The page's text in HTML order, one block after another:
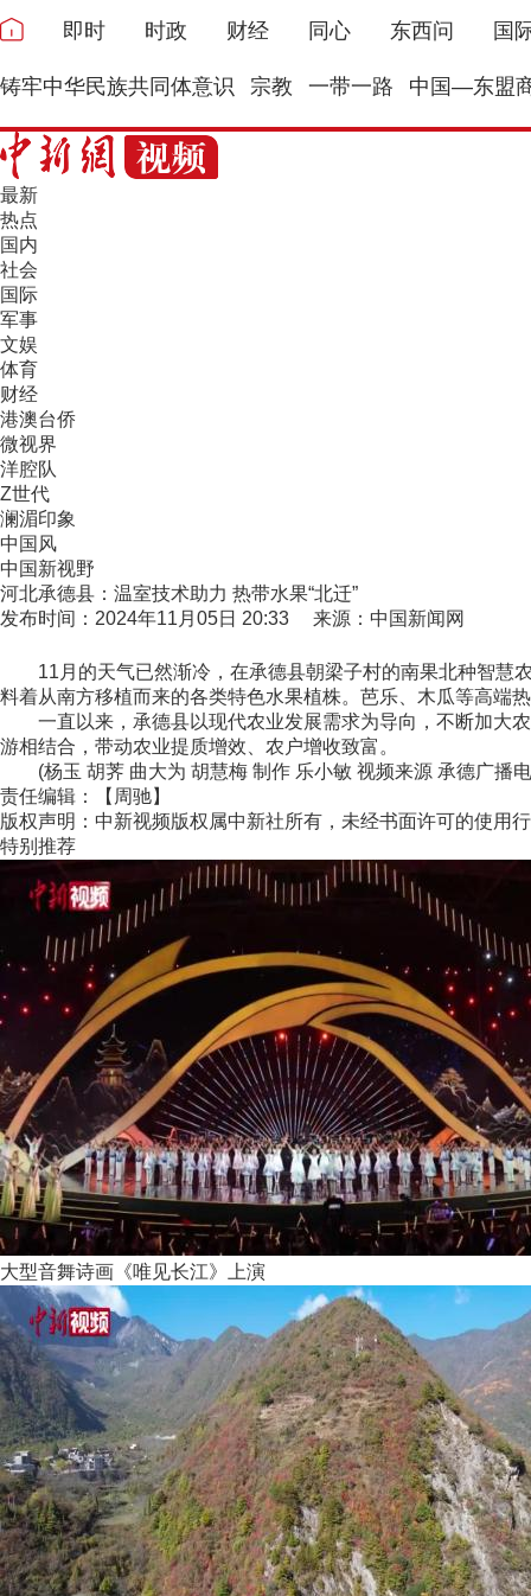
即时 时政 财经 同心 东西问 国
铸牢中华民族共同体意识 宗教 一带一路 中国—东盟
最新
热点
国内
社会
国际
军事
文娱
体育
财经
港澳台侨
微视界
洋腔队
Z世代
澜湄印象
中国风
中国新视野
河北承德县：温室技术助力 热带水果“北迁”
发布时间：2024年11月05日 20:33 来源：中国新闻网
11月的天气已然渐冷，在承德县朝梁子村的南果北种智慧农
料着从南方移植而来的各类特色水果植株。芭乐、木瓜等高端
一直以来，承德县以现代农业发展需求为导向，不断加大农
游相结合，带动农业提质增效、农户增收致富。
(杨玉 胡荠 曲大为 胡慧梅 制作 乐小敏 视频来源 承德广播
责任编辑：【周驰】
版权声明：中新视频版权属中新社所有，未经书面许可的使用
特别推荐
大型音舞诗画《唯见长江》上演